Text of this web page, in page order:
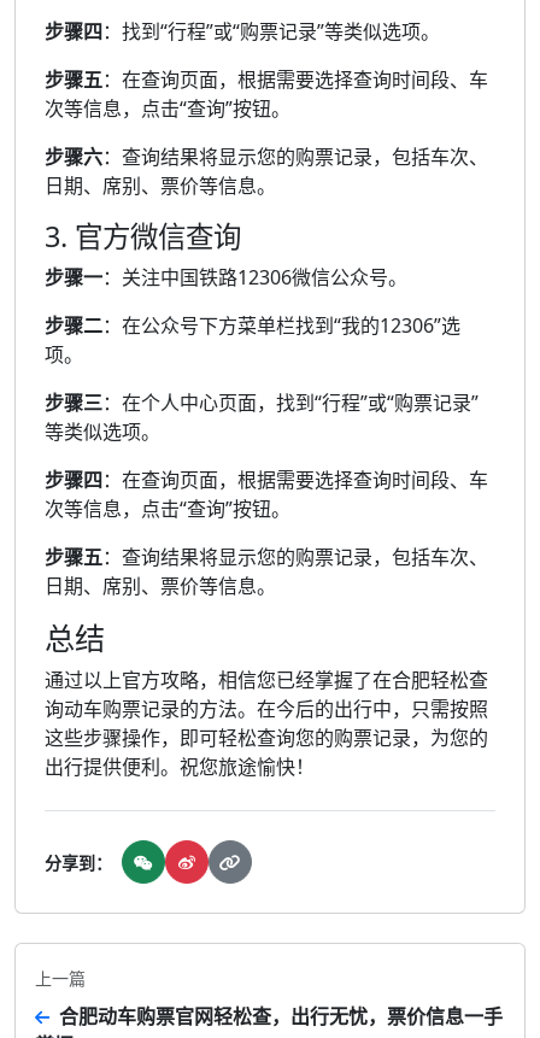
步骤四：找到“行程”或“购票记录”等类似选项。
步骤五：在查询页面，根据需要选择查询时间段、车
次等信息，点击“查询”按钮。
步骤六：查询结果将显示您的购票记录，包括车次、
日期、席别、票价等信息。
3. 官方微信查询
步骤一：关注中国铁路12306微信公众号。
步骤二：在公众号下方菜单栏找到“我的12306”选
项。
步骤三：在个人中心页面，找到“行程”或“购票记录”
等类似选项。
步骤四：在查询页面，根据需要选择查询时间段、车
次等信息，点击“查询”按钮。
步骤五：查询结果将显示您的购票记录，包括车次、
日期、席别、票价等信息。
总结
通过以上官方攻略，相信您已经掌握了在合肥轻松查
询动车购票记录的方法。在今后的出行中，只需按照
这些步骤操作，即可轻松查询您的购票记录，为您的
出行提供便利。祝您旅途愉快！
分享到：
上一篇
合肥动车购票官网轻松查，出行无忧，票价信息一手